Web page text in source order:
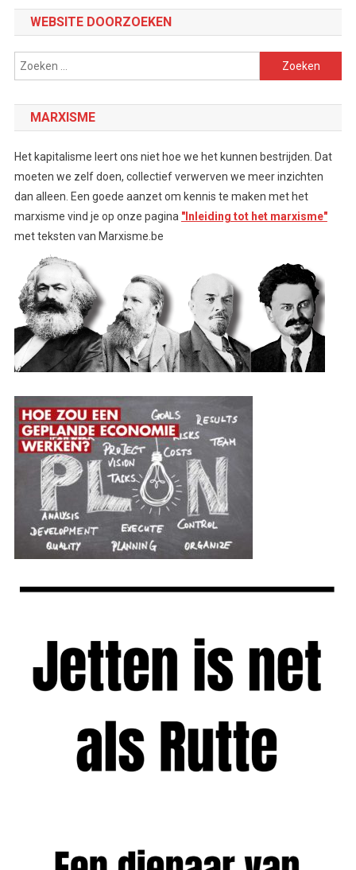
WEBSITE DOORZOEKEN
Zoeken
naar:
MARXISME
Het kapitalisme leert ons niet hoe we het kunnen bestrijden. Dat
moeten we zelf doen, collectief verwerven we meer inzichten
dan alleen. Een goede aanzet om kennis te maken met het
marxisme vind je op onze pagina "Inleiding tot het marxisme"
met teksten van Marxisme.be